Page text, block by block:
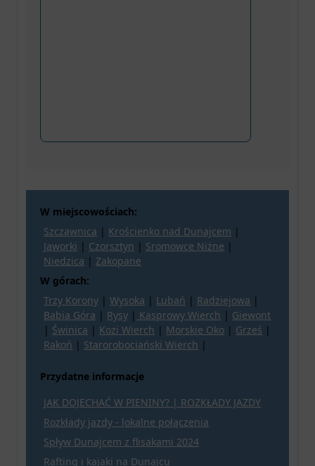
W miejscowościach:
Szczawnica | Krościenko nad Dunajcem |
Jaworki | Czorsztyn | Sromowce Niżne |
Niedzica | Zakopane
W górach:
Trzy Korony |Wysoka | Lubań | Radziejowa |
Babia Góra | Rysy | Kasprowy Wierch | Giewont
| Świnica | Kozi Wierch | Morskie Oko | Grześ |
Rakoń | Starorobociański Wierch |
Przydatne informacje
JAK DOJECHAĆ W PIENINY? | ROZKŁADY JAZDY
Rozkłady jazdy - lokalne połączenia
Spływ Dunajcem z flisakami 2024
Rafting i kajaki na Dunajcu